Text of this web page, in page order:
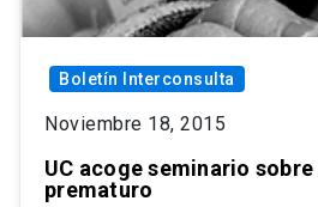
Boletín Interconsulta
Noviembre 18, 2015
UC acoge seminario
prematuro